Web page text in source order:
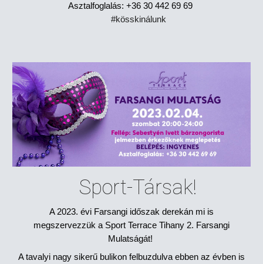
Asztalfoglalás: +36 30 442 69 69
#kösskinálunk
Sport-Társak!
A 2023. évi Farsangi időszak derekán mi is
megszervezzük a Sport Terrace Tihany 2. Farsangi
Mulatságát!
A tavalyi nagy sikerű bulikon felbuzdulva ebben az évben is